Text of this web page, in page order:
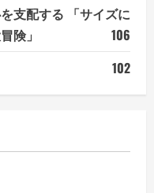
支配する 「サイズに
険」
106
102